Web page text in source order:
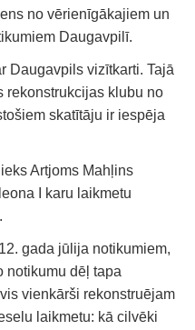
no vērienīgākajiem un
Daugavpilī.
Daugavpils vizītkarti. Tajā
rekonstrukcijas klubu no
skatītāju ir iespēja
Artjoms Mahļins
I karu laikmetu
gada jūlija notikumiem,
notikumu dēļ tapa
vienkārši rekonstruējam
laikmetu: kā cilvēki